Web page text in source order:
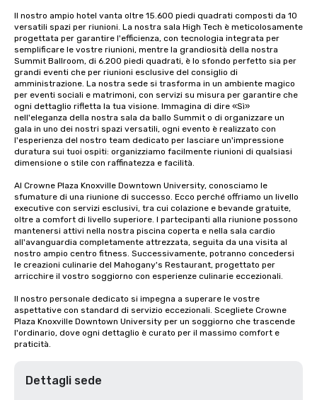
Il nostro ampio hotel vanta oltre 15.600 piedi quadrati composti da 10
versatili spazi per riunioni. La nostra sala High Tech è meticolosamente
progettata per garantire l'efficienza, con tecnologia integrata per
semplificare le vostre riunioni, mentre la grandiosità della nostra
Summit Ballroom, di 6.200 piedi quadrati, è lo sfondo perfetto sia per
grandi eventi che per riunioni esclusive del consiglio di
amministrazione. La nostra sede si trasforma in un ambiente magico
per eventi sociali e matrimoni, con servizi su misura per garantire che
ogni dettaglio rifletta la tua visione. Immagina di dire «Sì»
nell'eleganza della nostra sala da ballo Summit o di organizzare un
gala in uno dei nostri spazi versatili, ogni evento è realizzato con
l'esperienza del nostro team dedicato per lasciare un'impressione
duratura sui tuoi ospiti: organizziamo facilmente riunioni di qualsiasi
dimensione o stile con raffinatezza e facilità.
Al Crowne Plaza Knoxville Downtown University, conosciamo le
sfumature di una riunione di successo. Ecco perché offriamo un livello
executive con servizi esclusivi, tra cui colazione e bevande gratuite,
oltre a comfort di livello superiore. I partecipanti alla riunione possono
mantenersi attivi nella nostra piscina coperta e nella sala cardio
all'avanguardia completamente attrezzata, seguita da una visita al
nostro ampio centro fitness. Successivamente, potranno concedersi
le creazioni culinarie del Mahogany's Restaurant, progettato per
arricchire il vostro soggiorno con esperienze culinarie eccezionali.
Il nostro personale dedicato si impegna a superare le vostre
aspettative con standard di servizio eccezionali. Scegliete Crowne
Plaza Knoxville Downtown University per un soggiorno che trascende
l'ordinario, dove ogni dettaglio è curato per il massimo comfort e
praticità.
Dettagli sede